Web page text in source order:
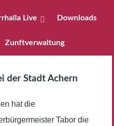
Live Downloads
Zunftverwaltung
der Stadt Achern
hat die
Tabor die